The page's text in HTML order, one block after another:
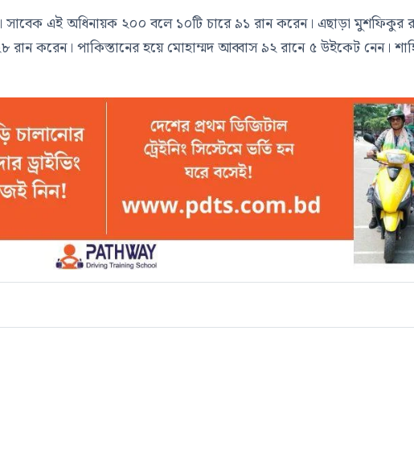
এই অধিনায়ক ২০০ বলে ১০টি চারে ৯১ রান করেন। এছাড়া মুশফিকুর
করেন। পাকিস্তানের হয়ে মোহাম্মদ আব্বাস ৯২ রানে ৫ উইকেট নেন।